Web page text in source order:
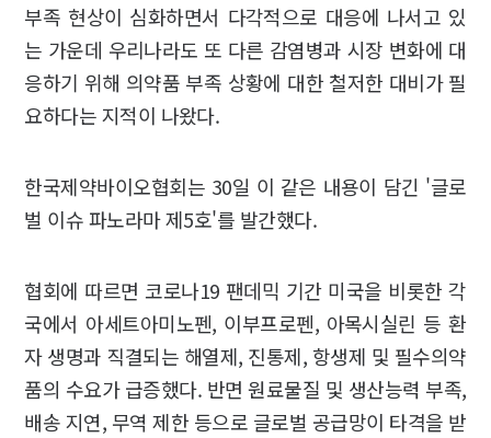
부족 현상이 심화하면서 다각적으로 대응에 나서고 있
는 가운데 우리나라도 또 다른 감염병과 시장 변화에 대
응하기 위해 의약품 부족 상황에 대한 철저한 대비가 필
요하다는 지적이 나왔다.
한국제약바이오협회는 30일 이 같은 내용이 담긴 '글로
벌 이슈 파노라마 제5호'를 발간했다.
협회에 따르면 코로나19 팬데믹 기간 미국을 비롯한 각
국에서 아세트아미노펜, 이부프로펜, 아목시실린 등 환
자 생명과 직결되는 해열제, 진통제, 항생제 및 필수의약
품의 수요가 급증했다. 반면 원료물질 및 생산능력 부족,
배송 지연, 무역 제한 등으로 글로벌 공급망이 타격을 받